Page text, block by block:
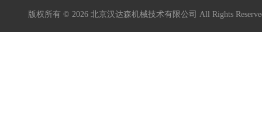
版权所有 © 2026 北京汉达森机械技术有限公司 All Rights